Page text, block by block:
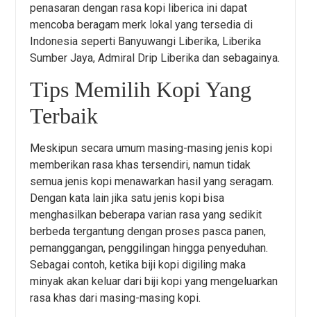
penasaran dengan rasa kopi liberica ini dapat
mencoba beragam merk lokal yang tersedia di
Indonesia seperti Banyuwangi Liberika, Liberika
Sumber Jaya, Admiral Drip Liberika dan sebagainya.
Tips Memilih Kopi Yang
Terbaik
Meskipun secara umum masing-masing jenis kopi
memberikan rasa khas tersendiri, namun tidak
semua jenis kopi menawarkan hasil yang seragam.
Dengan kata lain jika satu jenis kopi bisa
menghasilkan beberapa varian rasa yang sedikit
berbeda tergantung dengan proses pasca panen,
pemanggangan, penggilingan hingga penyeduhan.
Sebagai contoh, ketika biji kopi digiling maka
minyak akan keluar dari biji kopi yang mengeluarkan
rasa khas dari masing-masing kopi.